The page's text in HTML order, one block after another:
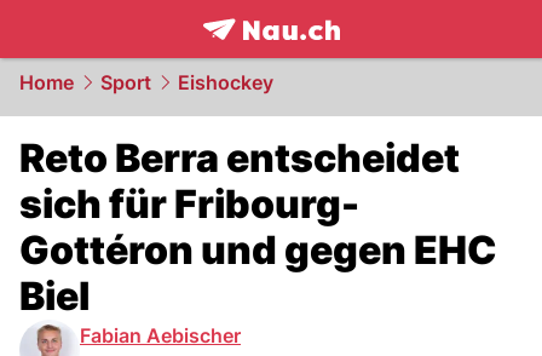
frontpage.NAU.ch
Home Sport Eishockey
Reto Berra entscheidet
sich für Fribourg-
Gottéron und gegen EHC
Biel
Fabian Aebischer